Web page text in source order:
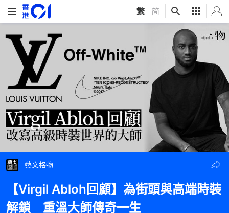
繁 简
藝文格物
【Virgil Abloh回顧】為街頭與高端時裝
解鎖 重溫大師傳奇一生